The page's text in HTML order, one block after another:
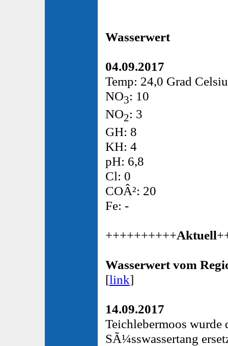
Wasserwert
04.09.2017
Temp: 24,0 Grad
NO3: 10
NO2: 3
GH: 8
KH: 4
pH: 6,8
Cl: 0
COÂ²: 20
Fe: -
++++++++++Aktuell
Wasserwert vom
[link]
14.09.2017
Teichlebermoos
SÃ¼sswassertang